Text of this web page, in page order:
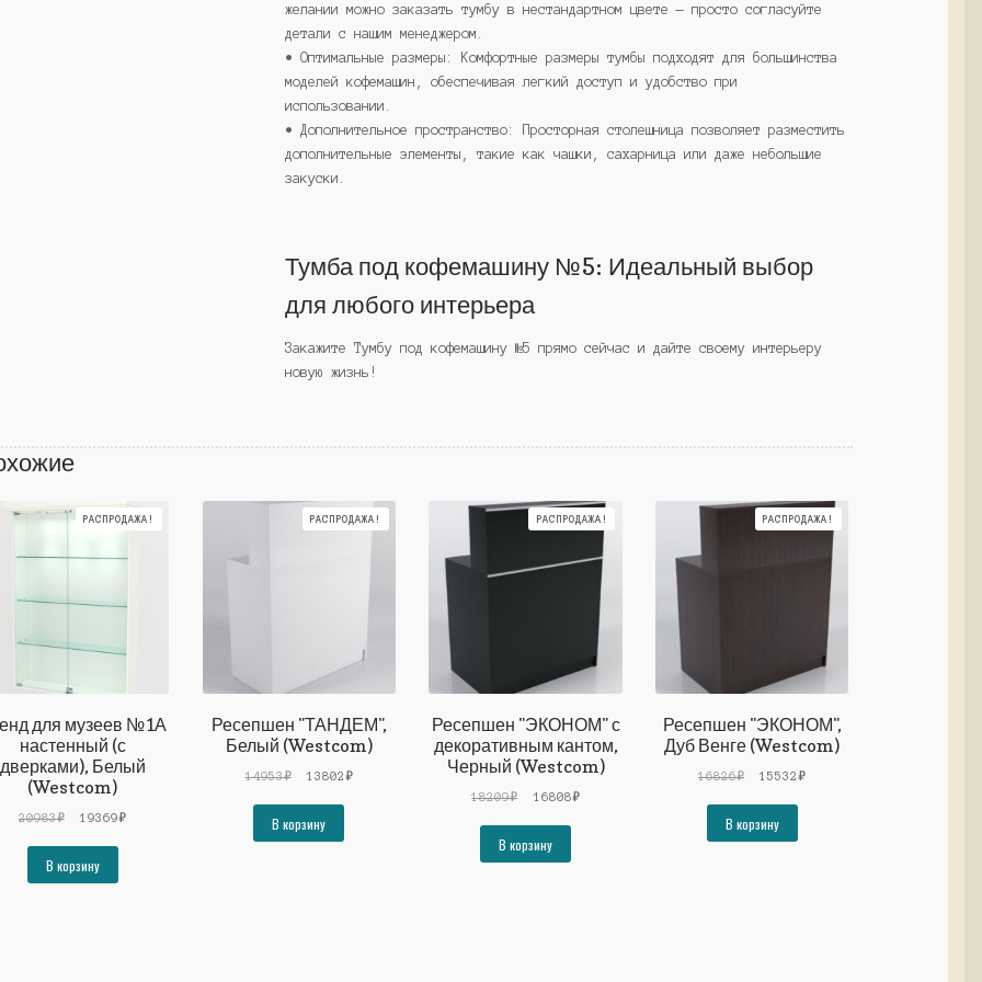
желании можно заказать тумбу в нестандартном цвете — просто согласуйте
детали с нашим менеджером.
• Оптимальные размеры: Комфортные размеры тумбы подходят для большинства
моделей кофемашин, обеспечивая легкий доступ и удобство при
использовании.
• Дополнительное пространство: Просторная столешница позволяет разместить
дополнительные элементы, такие как чашки, сахарница или даже небольшие
закуски.
Тумба под кофемашину №5: Идеальный выбор
для любого интерьера
Закажите Тумбу под кофемашину №5 прямо сейчас и дайте своему интерьеру
новую жизнь!
для музеев №1А
настенный (с
дверками), Белый
(Westcom)
РАСПРОДАЖА!
20983₽
Первоначальная
20983₽.
19369₽Текущая
В корзину
Ресепшен "ТАНДЕМ",
Белый (Westcom)
РАСПРОДАЖА!
14953₽
Первоначальная
14953₽.
13802₽Текущая
В корзину
Ресепшен "ЭКОНОМ" с
декоративным кантом,
Черный (Westcom)
РАСПРОДАЖА!
18209₽
Первоначальная
18209₽.
16808₽Текущая
В корзину
Ресепшен "ЭКОНОМ",
Дуб Венге (Westcom)
РАСПРОДАЖА!
16826₽
Первоначальная
16826₽.
15532₽Текущая
В корзину